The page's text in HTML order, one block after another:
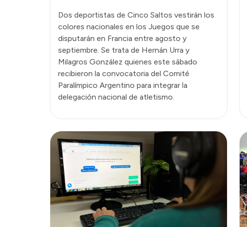
Dos deportistas de Cinco Saltos vestirán los
colores nacionales en los Juegos que se
disputarán en Francia entre agosto y
septiembre. Se trata de Hernán Urra y
Milagros González quienes este sábado
recibieron la convocatoria del Comité
Paralímpico Argentino para integrar la
delegación nacional de atletismo.